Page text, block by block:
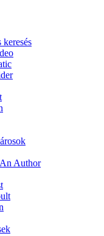
keresés
Author